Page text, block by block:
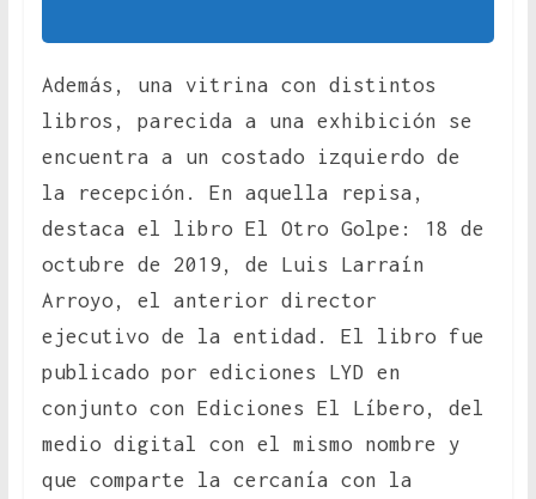
Además, una vitrina con distintos
libros, parecida a una exhibición se
encuentra a un costado izquierdo de
la recepción. En aquella repisa,
destaca el libro El Otro Golpe: 18 de
octubre de 2019, de Luis Larraín
Arroyo, el anterior director
ejecutivo de la entidad. El libro fue
publicado por ediciones LYD en
conjunto con Ediciones El Líbero, del
medio digital con el mismo nombre y
que comparte la cercanía con la